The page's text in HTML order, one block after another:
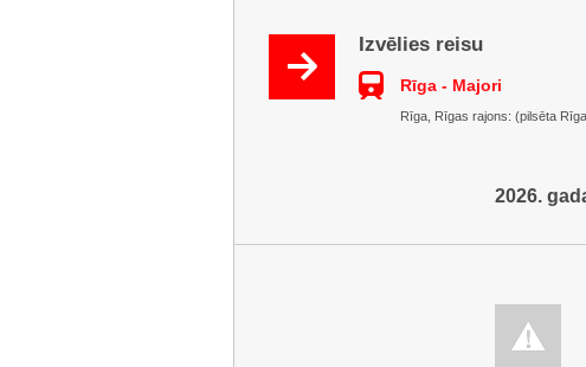
Izvēlies reisu
Rīga - Majori
Rīga, Rīgas rajons: (pilsēta
2026.